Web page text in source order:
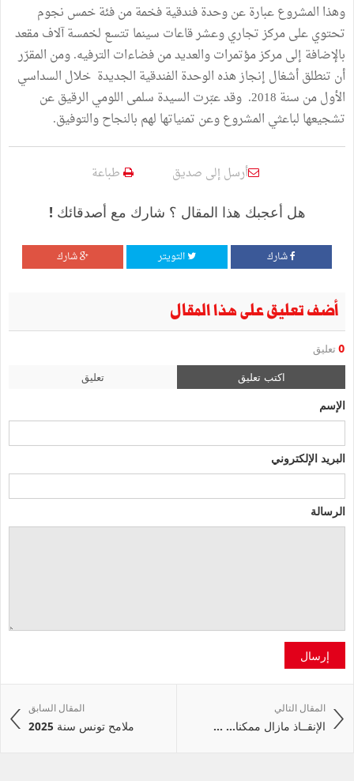
وهذا المشروع عبارة عن وحدة فندقية فخمة من فئة خمس نجوم
تحتوي على مركز تجاري وعشر قاعات سينما تتسع لخمسة آلاف مقعد
بالإضافة إلى مركز مؤتمرات والعديد من فضاءات الترفيه. ومن المقرّر
أن تنطلق أشغال إنجاز هذه الوحدة الفندقية الجديدة خلال السداسي
الأول من سنة 2018. وقد عبّرت السيدة سلمى اللومي الرقيق عن
تشجيعها لباعثي المشروع وعن تمنياتها لهم بالنجاح والتوفيق.
أرسل إلى صديق طباعة
هل أعجبك هذا المقال ؟ شارك مع أصدقائك !
شارك التويتر شارك
أضف تعليق على هذا المقال
0 تعليق
اكتب تعليق تعليق
الإسم
البريد الإلكتروني
الرسالة
إرسال
المقال السابق
ملامح تونس سنة 2025
المقال التالي
الإنقــاذ مازال ممكنا... ...